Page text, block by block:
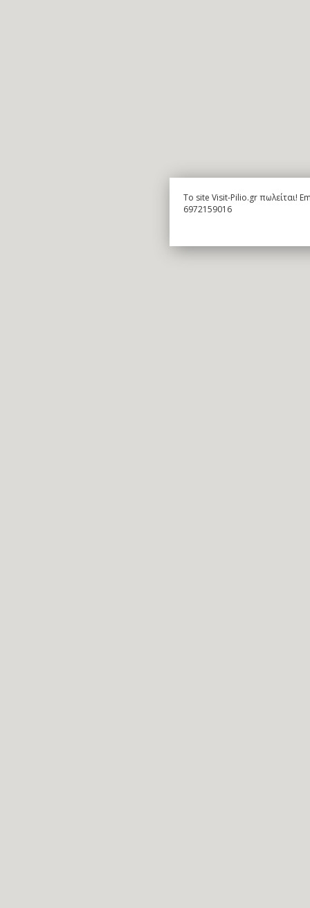
To site Visit-Pilio.gr πωλείται!
6972159016